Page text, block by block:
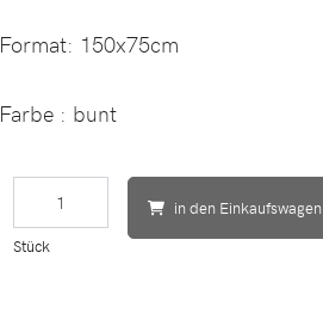
Format: 150x75cm
Farbe : bunt
Stück
in den Einkaufswagen